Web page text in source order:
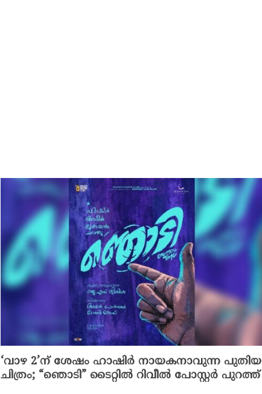
‘വാഴ 2’ന് ശേഷം ഹാഷിർ നായകനാവുന്ന പുതിയ
ചിത്രം; “ഞൊടി” ടൈറ്റിൽ റിവീൽ പോസ്റ്റർ പുറത്ത്